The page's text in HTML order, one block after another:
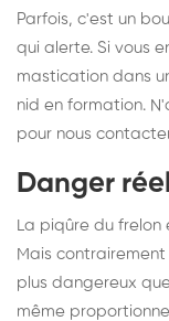
Parfois, c'est un
qui alerte. Si vous
mastication dans
nid en formation.
pour nous
Danger
La piqûre du
Mais
plus dangereux
même